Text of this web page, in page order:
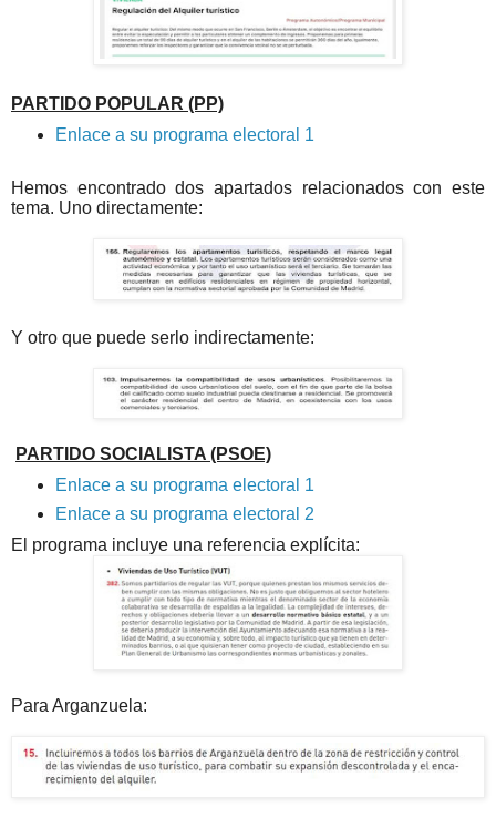
PARTIDO POPULAR (PP)
Enlace a su programa electoral 1
Hemos encontrado dos apartados relacionados con este
tema. Uno directamente:
Y otro que puede serlo indirectamente:
PARTIDO SOCIALISTA (PSOE)
Enlace a su programa electoral 1
Enlace a su programa electoral 2
El programa incluye una referencia explícita:
Para Arganzuela: